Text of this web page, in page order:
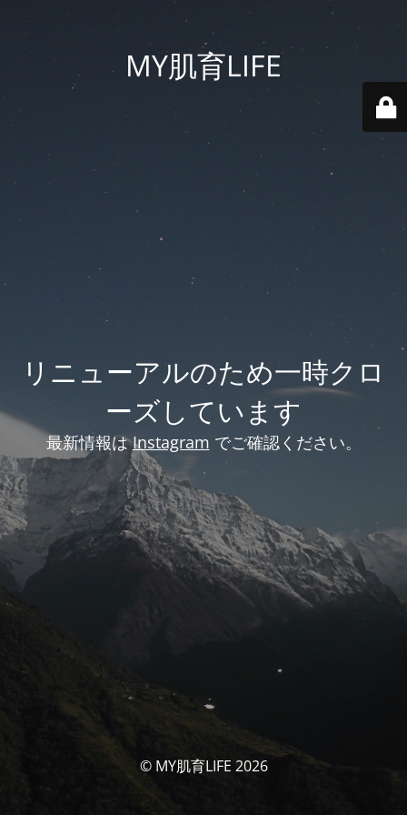
MY肌育LIFE
リニューアルのため一時クロ
ーズしています
最新情報はInstagram でご確認ください。
© MY肌育LIFE 2026